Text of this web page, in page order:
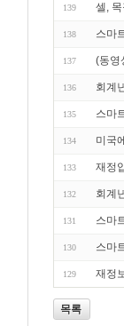
139 셀,
138 스마
137 (동영
136 회계
135 스마
134 미국
133 재정
132 회계
131 스마
130 스마
129 재정
목록